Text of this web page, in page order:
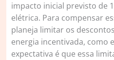
impacto inicial previsto de
elétrica. Para compensar
planeja limitar os
energia incentivada, como
expectativa é que essa